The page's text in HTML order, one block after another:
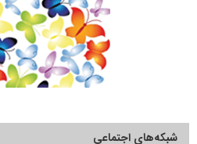
شبکه‌های اجتماعی